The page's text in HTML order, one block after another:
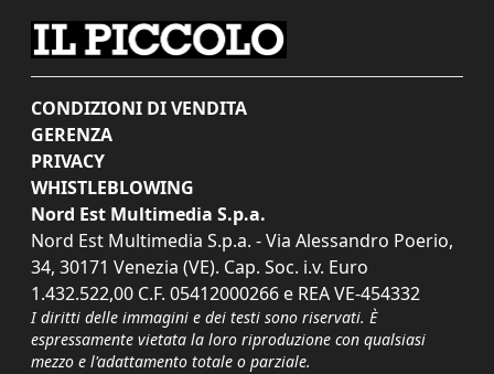
CONDIZIONI DI VENDITA
GERENZA
PRIVACY
WHISTLEBLOWING
Nord Est Multimedia S.p.a.
Nord Est Multimedia S.p.a. - Via Alessandro Poerio,
34, 30171 Venezia (VE). Cap. Soc. i.v. Euro
1.432.522,00 C.F. 05412000266 e REA VE-454332
I diritti delle immagini e dei testi sono riservati. È
espressamente vietata la loro riproduzione con qualsiasi
mezzo e l'adattamento totale o parziale.